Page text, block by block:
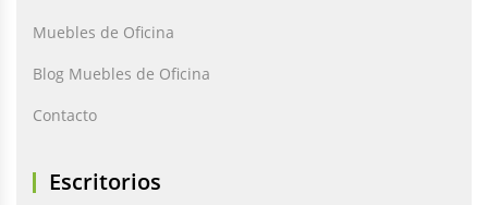
Muebles de Oficina
Blog Muebles de Oficina
Contacto
Escritorios